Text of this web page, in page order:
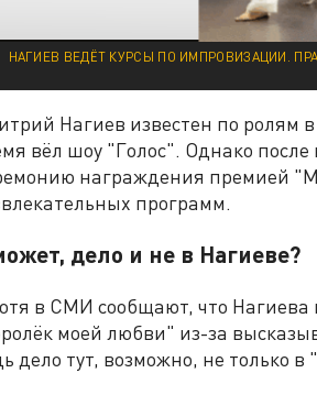
НАГИЕВ ВЕДЁТ КУРСЫ ПО ИМПРОВИЗАЦИИ.
Нагиев известен по ролям
вёл шоу "Голос". Однако
награждения премией
программ.
дело и не в Нагиеве?
в СМИ сообщают, что Нагиева
моей любви" из-за
дело тут, возможно, не только в